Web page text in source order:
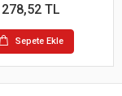
278,52 TL
Sepete Ekle